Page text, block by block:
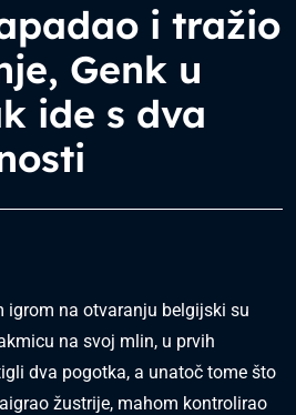
i tražio
Genk u
ide s dva
igrom na otvaranju belgijski su
na svoj mlin, u prvih
dva pogotka, a unatoč tome što
žustrije, mahom kontrolirao